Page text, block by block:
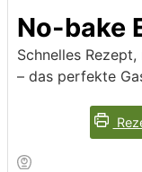
No-bake
Schnelles
– das perfekte